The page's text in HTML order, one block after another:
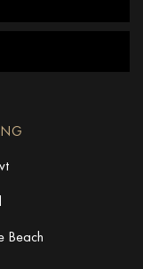
Beach